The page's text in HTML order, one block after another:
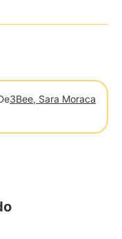
3Bee, Sara Moraca